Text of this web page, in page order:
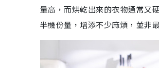
量高，而烘乾出來的衣物通常又
半機份量，增添不少麻煩，並非